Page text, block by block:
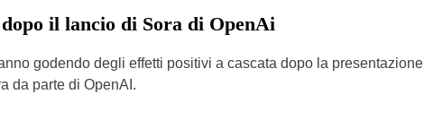
il lancio di Sora di OpenAi
godendo degli effetti positivi a cascata dopo la presentazione
da parte di OpenAI.